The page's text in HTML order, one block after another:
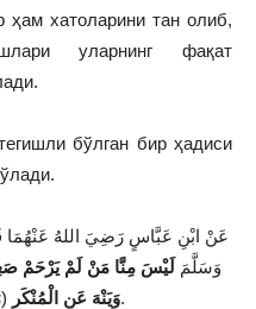
ҳам хатоларини тан олиб,
уларнинг фақат
бўлган бир ҳадиси
عَنْ ابْنِ عَبَّاسٍ رَضِيَ اللهُ عَنْهُمَا
وَسَلَّمَ لَيْسَ مِنَّا مَنْ لَمْ يَرْحَمْ
وَيَنْهَ عَنِ الْمُنْكَرِ(رَوَاهُ الْاِمَامُ التِّرْمِذِيُّ).